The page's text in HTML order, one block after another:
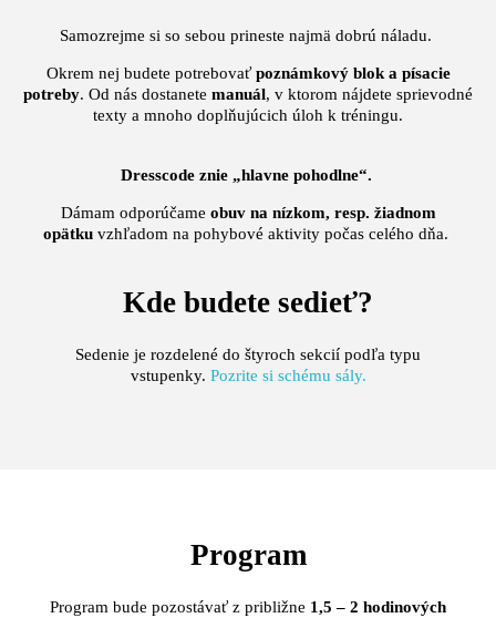
Samozrejme si so sebou prineste najmä dobrú náladu.
Okrem nej budete potrebovať poznámkový blok a písacie
potreby. Od nás dostanete manuál, v ktorom nájdete sprievodné
texty a mnoho doplňujúcich úloh k tréningu.
Dresscode znie „hlavne pohodlne“.
Dámam odporúčame obuv na nízkom, resp. žiadnom
opätku vzhľadom na pohybové aktivity počas celého dňa.
Kde budete sedieť?
Sedenie je rozdelené do štyroch sekcií podľa typu
vstupenky. Pozrite si schému sály.
Program
Program bude pozostávať z približne 1,5 – 2 hodinových